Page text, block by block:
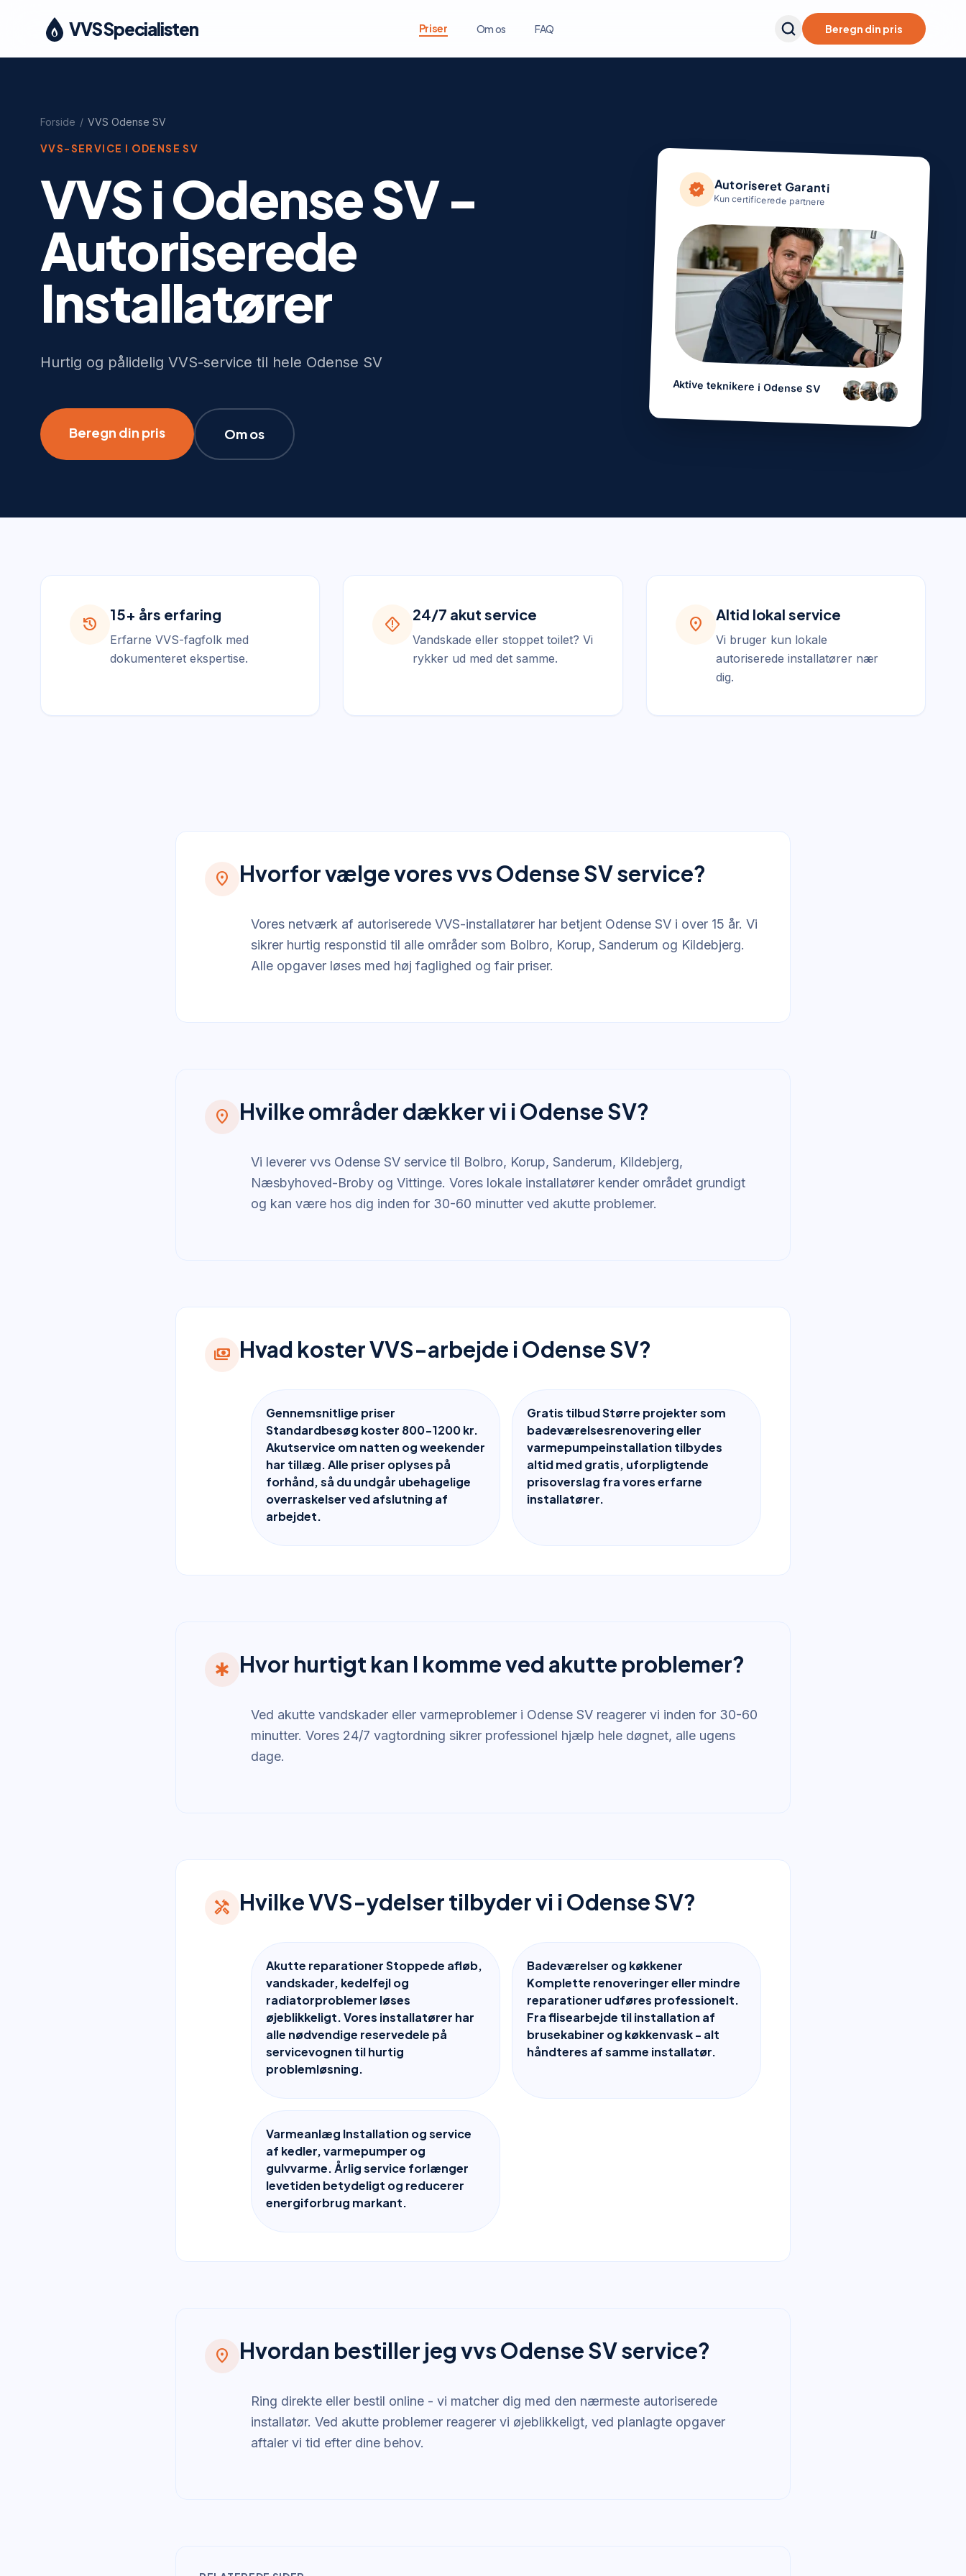
VVS Specialisten Priser Om os FAQ Beregn din pris
Forside / VVS Odense SV
VVS-SERVICE I ODENSE SV
VVS i Odense SV -
Autoriserede
Installatører
Hurtig og pålidelig VVS-service til hele Odense SV
Beregn din pris Om os
verified Autoriseret Garanti
Kun certificerede partnere
Aktive teknikere i Odense SV
history
15+ års erfaring
Erfarne VVS-fagfolk med
dokumenteret ekspertise.
emergency_home
24/7 akut service
Vandskade eller stoppet toilet? Vi
rykker ud med det samme.
location_on
Altid lokal service
Vi bruger kun lokale
autoriserede installatører nær
dig.
location_on Hvorfor vælge vores vvs Odense SV service?
Vores netværk af autoriserede VVS-installatører har betjent Odense SV i over 15 år. Vi
sikrer hurtig responstid til alle områder som Bolbro, Korup, Sanderum og Kildebjerg.
Alle opgaver løses med høj faglighed og fair priser.
location_on Hvilke områder dækker vi i Odense SV?
Vi leverer vvs Odense SV service til Bolbro, Korup, Sanderum, Kildebjerg,
Næsbyhoved-Broby og Vittinge. Vores lokale installatører kender området grundigt
og kan være hos dig inden for 30-60 minutter ved akutte problemer.
payments Hvad koster VVS-arbejde i Odense SV?
Gennemsnitlige priser
Standardbesøg koster 800-1200 kr.
Akutservice om natten og weekender
har tillæg. Alle priser oplyses på
forhånd, så du undgår ubehagelige
overraskelser ved afslutning af
arbejdet.
Gratis tilbud Større projekter som
badeværelsesrenovering eller
varmepumpeinstallation tilbydes
altid med gratis, uforpligtende
prisoverslag fra vores erfarne
installatører.
emergency Hvor hurtigt kan I komme ved akutte problemer?
Ved akutte vandskader eller varmeproblemer i Odense SV reagerer vi inden for 30-60
minutter. Vores 24/7 vagtordning sikrer professionel hjælp hele døgnet, alle ugens
dage.
handyman Hvilke VVS-ydelser tilbyder vi i Odense SV?
Akutte reparationer Stoppede afløb,
vandskader, kedelfejl og
radiatorproblemer løses
øjeblikkeligt. Vores installatører har
alle nødvendige reservedele på
servicevognen til hurtig
problemløsning.
Badeværelser og køkkener
Komplette renoveringer eller mindre
reparationer udføres professionelt.
Fra flisearbejde til installation af
brusekabiner og køkkenvask - alt
håndteres af samme installatør.
Varmeanlæg Installation og service
af kedler, varmepumper og
gulvvarme. Årlig service forlænger
levetiden betydeligt og reducerer
energiforbrug markant.
location_on Hvordan bestiller jeg vvs Odense SV service?
Ring direkte eller bestil online - vi matcher dig med den nærmeste autoriserede
installatør. Ved akutte problemer reagerer vi øjeblikkeligt, ved planlagte opgaver
aftaler vi tid efter dine behov.